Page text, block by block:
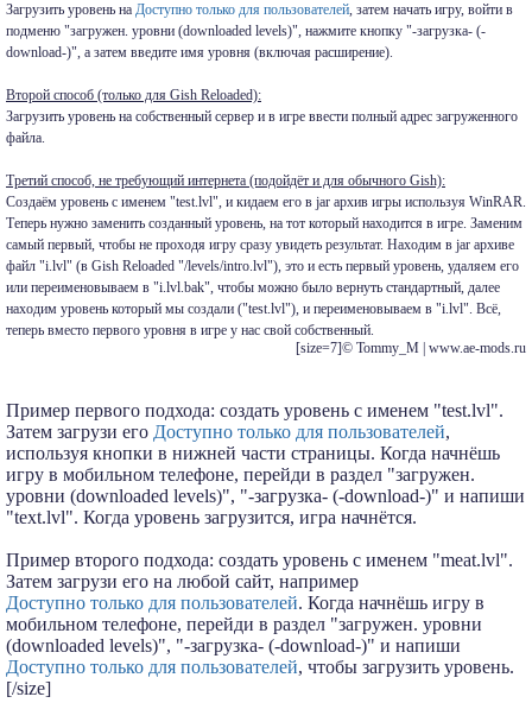
Загрузить уровень на Доступно только для пользователей, затем начать игру, войти в
подменю "загружен. уровни (downloaded levels)", нажмите кнопку "-загрузка- (-
download-)", а затем введите имя уровня (включая расширение).
Второй способ (только для Gish Reloaded):
Загрузить уровень на собственный сервер и в игре ввести полный адрес загруженного
файла.
Третий способ, не требующий интернета (подойдёт и для обычного Gish):
Создаём уровень с именем "test.lvl", и кидаем его в jar архив игры используя WinRAR.
Теперь нужно заменить созданный уровень, на тот который находится в игре. Заменим
самый первый, чтобы не проходя игру сразу увидеть результат. Находим в jar архиве
файл "i.lvl" (в Gish Reloaded "/levels/intro.lvl"), это и есть первый уровень, удаляем его
или переименовываем в "i.lvl.bak", чтобы можно было вернуть стандартный, далее
находим уровень который мы создали ("test.lvl"), и переименовываем в "i.lvl". Всё,
теперь вместо первого уровня в игре у нас свой собственный.
[size=7]© Tommy_M | www.ae-mods.ru
Пример первого подхода: создать уровень с именем "test.lvl".
Затем загрузи его Доступно только для пользователей,
используя кнопки в нижней части страницы. Когда начнёшь
игру в мобильном телефоне, перейди в раздел "загружен.
уровни (downloaded levels)", "-загрузка- (-download-)" и напиши
"text.lvl". Когда уровень загрузится, игра начнётся.
Пример второго подхода: создать уровень с именем "meat.lvl".
Затем загрузи его на любой сайт, например
Доступно только для пользователей. Когда начнёшь игру в
мобильном телефоне, перейди в раздел "загружен. уровни
(downloaded levels)", "-загрузка- (-download-)" и напиши
Доступно только для пользователей, чтобы загрузить уровень.
[/size]